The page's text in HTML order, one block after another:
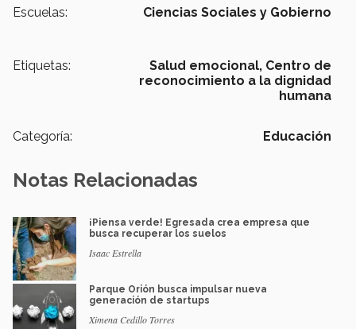
Escuelas: Ciencias Sociales y Gobierno
Etiquetas: Salud emocional, Centro de
reconocimiento a la dignidad
humana
Categoría: Educación
Notas Relacionadas
¡Piensa verde! Egresada crea empresa que
busca recuperar los suelos
Isaac Estrella
Parque Orión busca impulsar nueva
generación de startups
Ximena Cedillo Torres